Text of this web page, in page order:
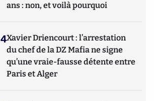
ans : non, et voilà pourquoi
4Xavier Driencourt : l’arrestation
du chef de la DZ Mafia ne signe
qu’une vraie-fausse détente entre
Paris et Alger